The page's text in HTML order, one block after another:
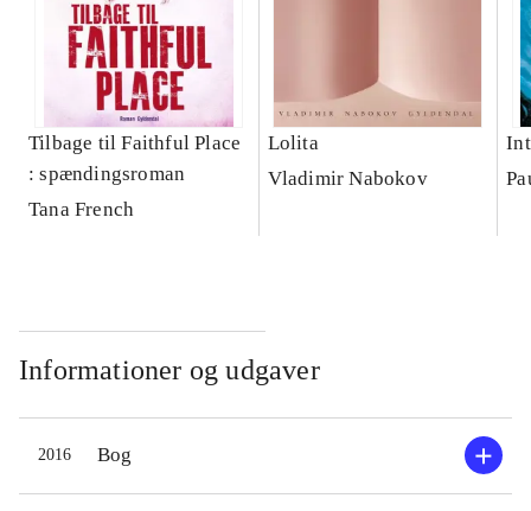
Tilbage til Faithful Place
: spændingsroman
Tana French
Lolita
Vladimir Nabokov
Informationer og udgaver
2016 Bog